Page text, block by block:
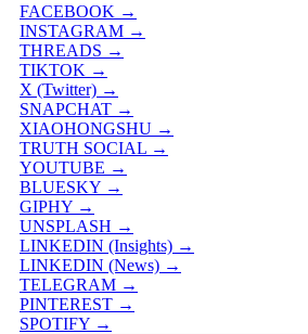
FACEBOOK →
INSTAGRAM →
THREADS →
TIKTOK →
X (Twitter) →
SNAPCHAT →
XIAOHONGSHU →
TRUTH SOCIAL →
YOUTUBE →
BLUESKY →
GIPHY →
UNSPLASH →
LINKEDIN (Insights) →
LINKEDIN (News) →
TELEGRAM →
PINTEREST →
SPOTIFY →